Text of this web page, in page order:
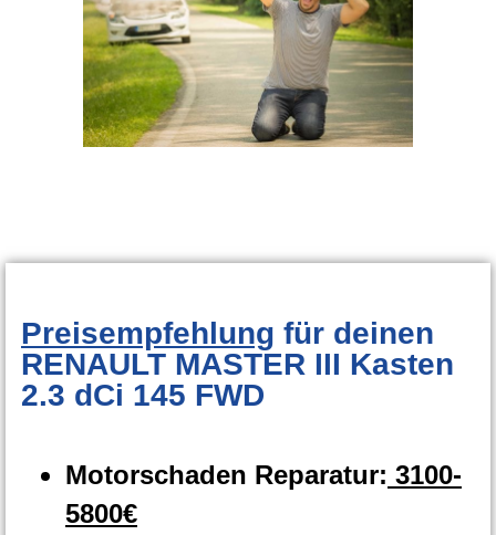
Preisempfehlung für deinen
RENAULT MASTER III Kasten
2.3 dCi 145 FWD
Motorschaden Reparatur: 3100-
5800€